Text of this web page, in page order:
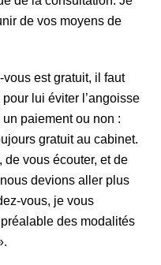
de vos moyens de
vous est gratuit, il faut
lui éviter l’angoisse
un paiement ou non :
gratuit au cabinet.
de vous écouter, et de
devions aller plus
vous, je vous
des modalités